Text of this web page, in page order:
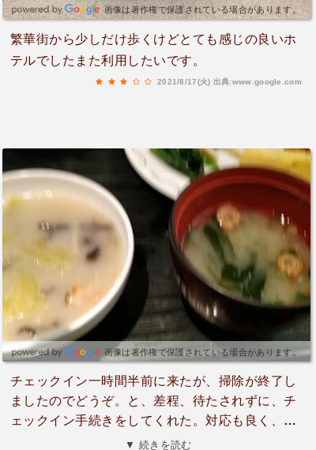
画像は著作権で保護されている場合があります。
繁華街から少しだけ歩くけどとても感じの良いホ
テルでしたまた利用したいです。
2021/8/17(火) 出典:www.google.com
画像は著作権で保護されている場合があります。
チェックイン一時間半前に来たが、掃除が終了し
ましたのでどうぞ。と、差程、待たされずに、チ
ェックイン手続きをしてくれた。対応も良く、ス
マホのWi-Fi接続の仕方が解らず、相談したら、丁
▼ 続きを読む